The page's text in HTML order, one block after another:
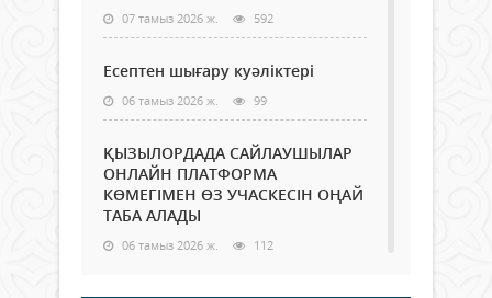
07 тамыз 2026 ж. 592
Есептен шығару куәліктері
06 тамыз 2026 ж. 99
ҚЫЗЫЛОРДАДА САЙЛАУШЫЛАР
ОНЛАЙН ПЛАТФОРМА
КӨМЕГІМЕН ӨЗ УЧАСКЕСІН ОҢАЙ
ТАБА АЛАДЫ
06 тамыз 2026 ж. 112